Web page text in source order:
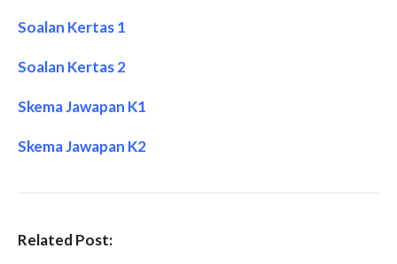
Soalan Kertas 1
Soalan Kertas 2
Skema Jawapan K1
Skema Jawapan K2
Related Post: